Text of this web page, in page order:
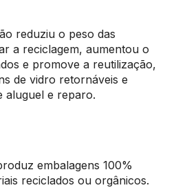
reduziu o peso das
a reciclagem, aumentou o
e promove a reutilização,
de vidro retornáveis e
aluguel e reparo.
embalagens 100%
reciclados ou orgânicos.